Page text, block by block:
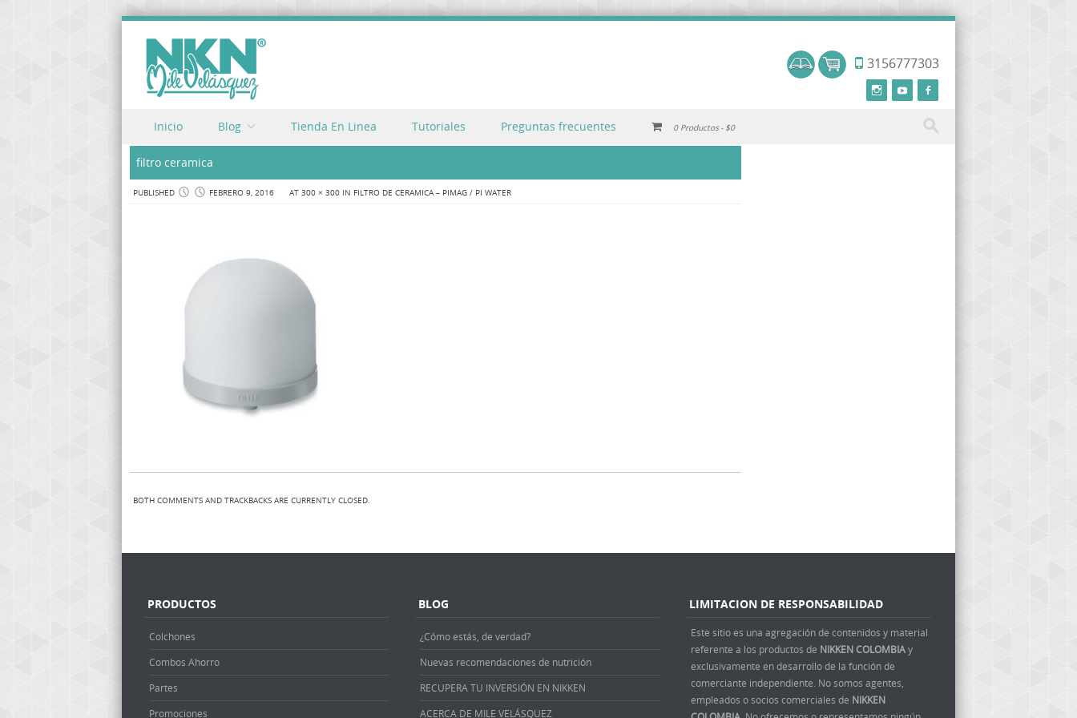
3156777303
Menu
Skip to content
Inicio Blog Tienda En Linea Tutoriales Preguntas frecuentes 0 Productos $0
filtro ceramica
PUBLISHED FEBRERO 9, 2016 AT 300 × 300 IN FILTRO DE CERAMICA – PIMAG / PI WATER
BOTH COMMENTS AND TRACKBACKS ARE CURRENTLY CLOSED.
PRODUCTOS
Colchones
Combos Ahorro
Partes
Promociones
BLOG
¿Cómo estás, de verdad?
Nuevas recomendaciones de nutrición
RECUPERA TU INVERSIÓN EN NIKKEN
ACERCA DE MILE VELÁSQUEZ
LIMITACION DE RESPONSABILIDAD
Este sitio es una agregación de contenidos y material
referente a los productos de NIKKEN COLOMBIAy
exclusivamente en desarrollo de la función de
comerciante independiente. No somos agentes,
empleados o socios comerciales de NIKKEN